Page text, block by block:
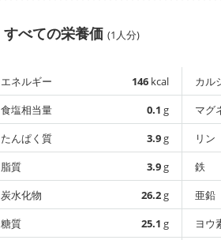
すべての栄養価 (1人分)
エネルギー 146 kcal
食塩相当量
0.1 g
たんぱく質
3.9g
脂質
3.9g
炭水化物
26.2g
糖質
25.1 g
カル
マグ
リン
鉄
亜鉛
ヨウ